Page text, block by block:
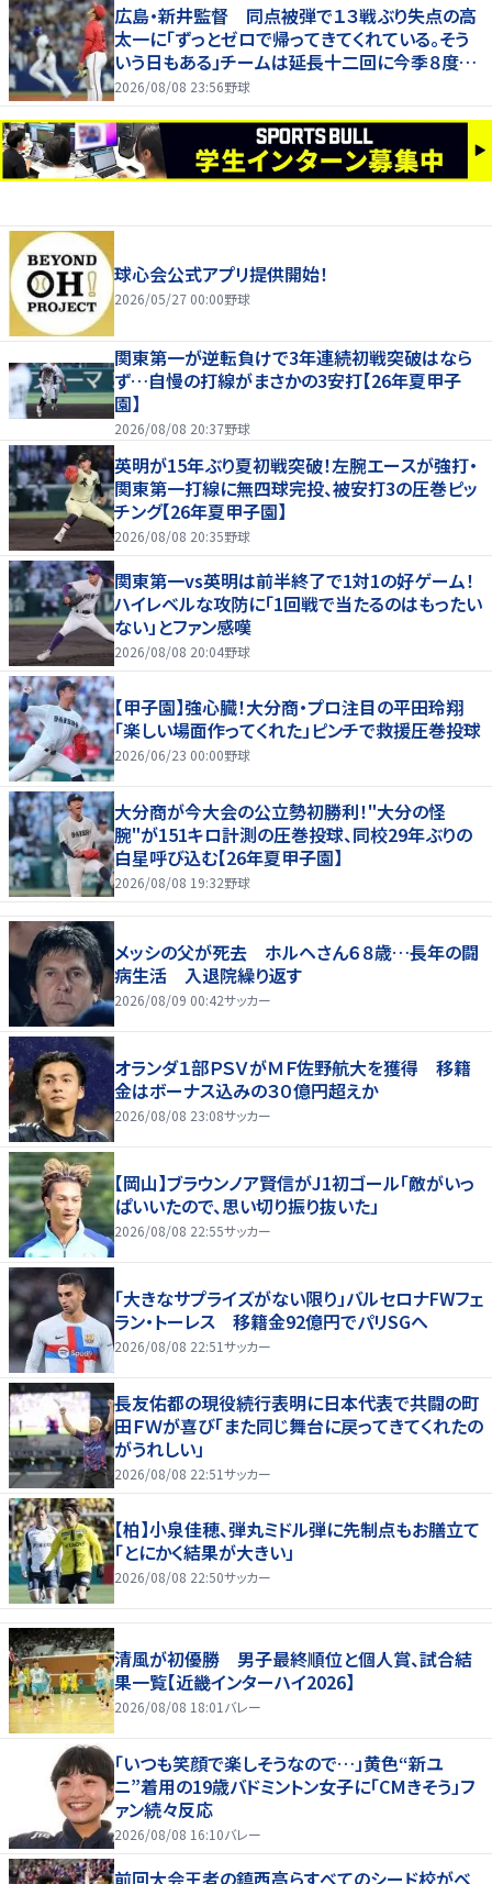
広島・新井監督 同点被弾で１３戦ぶり失点の高
太一に「ずっとゼロで帰ってきてくれている。そう
いう日もある」チームは延長十二回に今季８度目
サヨナラ負け
2026/08/08 23:56野球
球心会公式アプリ提供開始！
2026/05/27 00:00野球
関東第一が逆転負けで3年連続初戦突破はなら
ず…自慢の打線がまさかの3安打【26年夏甲子
園】
2026/08/08 20:37野球
英明が15年ぶり夏初戦突破！左腕エースが強打・
関東第一打線に無四球完投、被安打3の圧巻ピッ
チング【26年夏甲子園】
2026/08/08 20:35野球
関東第一vs英明は前半終了で1対1の好ゲーム！
ハイレベルな攻防に「1回戦で当たるのはもったい
ない」とファン感嘆
2026/08/08 20:04野球
【甲子園】強心臓！大分商・プロ注目の平田玲翔
「楽しい場面作ってくれた」ピンチで救援圧巻投球
2026/06/23 00:00野球
大分商が今大会の公立勢初勝利！"大分の怪
腕"が151キロ計測の圧巻投球、同校29年ぶりの
白星呼び込む【26年夏甲子園】
2026/08/08 19:32野球
メッシの父が死去 ホルヘさん６８歳…長年の闘
病生活 入退院繰り返す
2026/08/09 00:42サッカー
オランダ１部ＰＳＶがＭＦ佐野航大を獲得 移籍
金はボーナス込みの３０億円超えか
2026/08/08 23:08サッカー
【岡山】ブラウンノア賢信がJ1初ゴール「敵がいっ
ぱいいたので、思い切り振り抜いた」
2026/08/08 22:55サッカー
「大きなサプライズがない限り」バルセロナFWフェ
ラン・トーレス 移籍金92億円でパリSGへ
2026/08/08 22:51サッカー
長友佑都の現役続行表明に日本代表で共闘の町
田ＦＷが喜び「また同じ舞台に戻ってきてくれたの
がうれしい」
2026/08/08 22:51サッカー
【柏】小泉佳穂、弾丸ミドル弾に先制点もお膳立て
「とにかく結果が大きい」
2026/08/08 22:50サッカー
清風が初優勝 男子最終順位と個人賞、試合結
果一覧【近畿インターハイ2026】
2026/08/08 18:01 バレー
「いつも笑顔で楽しそうなので…」黄色“新ユ
ニ”着用の19歳バドミントン女子に「CMきそう」フ
ァン続々反応
2026/08/08 16:10バレー
前回大会王者の鎮西高らすべてのシード校がベ